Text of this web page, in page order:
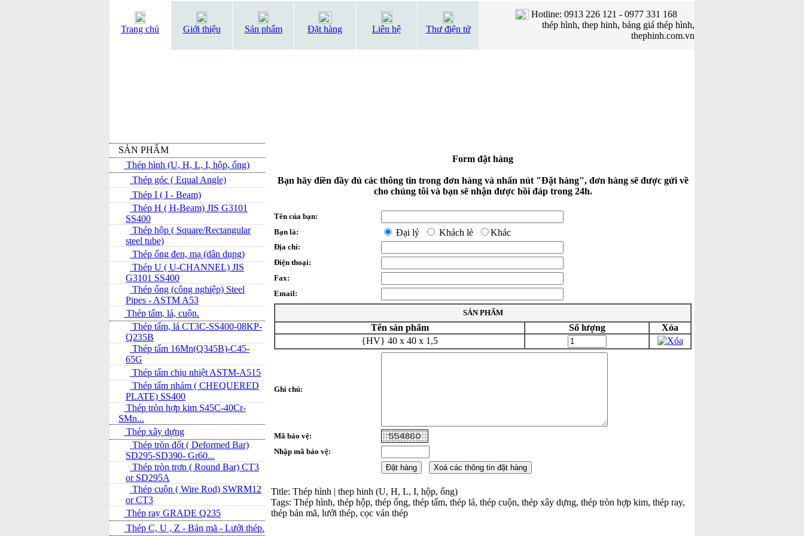
Trang chủ Giới thiệu Sản phẩm Đặt hàng Liên hệ Thư điện tử
Hotline: 0913 226 121 - 0977 331 168
thép hình, thep hinh, bảng giá thép hình,
thephinh.com.vn
SẢN PHẨM
Thép hình (U, H, L, I, hộp, ống)
Thép góc ( Equal Angle)
Thép I ( I - Beam)
Thép H ( H-Beam) JIS G3101
SS400
Thép hộp ( Square/Rectangular
steel tube)
Thép ống đen, mạ (dân dụng)
Thép U ( U-CHANNEL) JIS
G3101 SS400
Thép ống (công nghiệp) Steel
Pipes - ASTM A53
Thép tấm, lá, cuộn.
Thép tấm, lá CT3C-SS400-08KP-
Q235B
Thép tấm 16Mn(Q345B)-C45-
65G
Thép tấm chịu nhiệt ASTM-A515
Thép tấm nhám ( CHEQUERED
PLATE) SS400
Thép tròn hợp kim S45C-40Cr-
SMn...
Thép xây dựng
Thép tròn đốt ( Deformed Bar)
SD295-SD390- Gr60...
Thép tròn trơn ( Round Bar) CT3
or SD295A
Thép cuộn ( Wire Rod) SWRM12
or CT3
Thép ray GRADE Q235
Thép C, U , Z - Bản mã - L­ưới thép.
Form đặt hàng
Bạn hãy điền đầy đủ các thông tin trong đơn hàng và nhấn nút "Đặt hàng", đơn hàng sẽ được gửi về
cho chúng tôi và bạn sẽ nhận được hồi đáp trong 24h.
Tên của bạn:
Bạn là:
Đại lý Khách lẻ Khác
Địa chỉ:
Điện thoại:
Fax:
Email:
SẢN PHẨM
Tên sản phẩm Số lượng
Xóa
{HV} 40 x 40 x 1,5
Ghi chú:
Mã bảo vệ:
Nhập mã bảo vệ:
Title: Thép hình | thep hinh (U, H, L, I, hộp, ống)
Tags: Thép hình, thép hộp, thép ống, thép tấm, thép lá, thép cuộn, thép xây dựng, thép tròn hợp kim, thép ray,
thép bản mã, lưới thép, cọc ván thép